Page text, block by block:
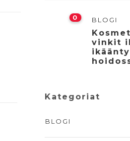
0 BLOGI
vinkit
Kategoriat
BLOGI